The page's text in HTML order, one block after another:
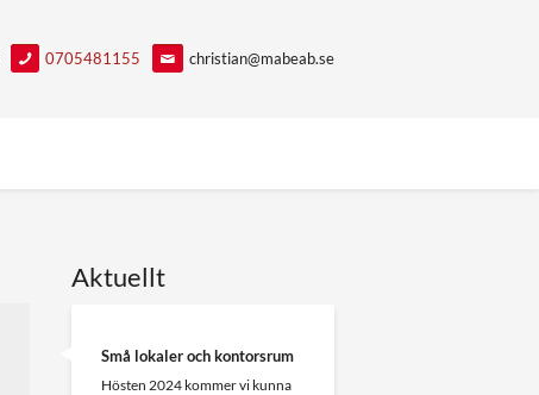
0705481155 christian@mabeab.se
Aktuellt
Små lokaler och kontorsrum
Hösten 2024 kommer vi kunna